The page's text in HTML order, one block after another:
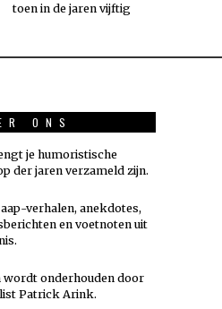
toen in de jaren vijftig
ONS
je humoristische
der jaren verzameld zijn.
verhalen, anekdotes,
en voetnoten uit
wordt onderhouden door
Patrick Arink.